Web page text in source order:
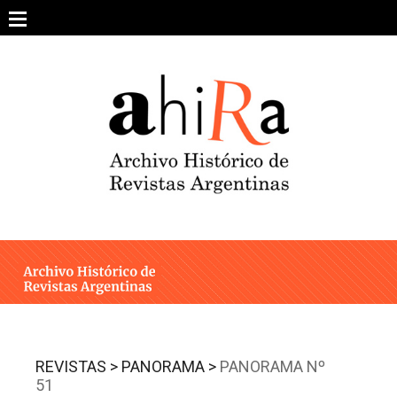
content
ARCHIVO DE REVISTAS
ESTUDIOS CRÍTICOS
INTEGRANTES
CONTACTO
REVISTAS > PANORAMA > PANORAMA Nº
51